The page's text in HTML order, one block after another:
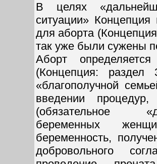
В целях
ситуации» Концепция
для аборта
так уже были сужены
Аборт
(Концепция:
«благополучной
введении
(обязательное
беременных
беременность,
добровольного